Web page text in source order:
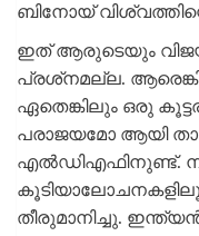
ബിനോയ്
ഇത് ആരുടെയും
പ്രശ്‌നമല്ല.
ഏതെങ്കിലും ഒരു
പരാജയമോ ആയി
എല്‍ഡിഎഫിനുണ്ട്.
തീരുമാനിച്ചു.